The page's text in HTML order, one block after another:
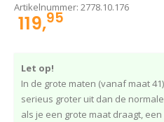
Artikelnummer: 2778.10.176
119,95
Let op!
In de grote maten (vanaf maat
serieus groter uit dan de
als je een grote maat draagt,